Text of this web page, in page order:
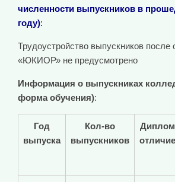
численности выпускников в
году):
Трудоустройство выпускников
«ЮКИОР» не предусмотрено
Информация о выпускниках
форма обучения):
Год
выпуска
Кол-во
выпускников